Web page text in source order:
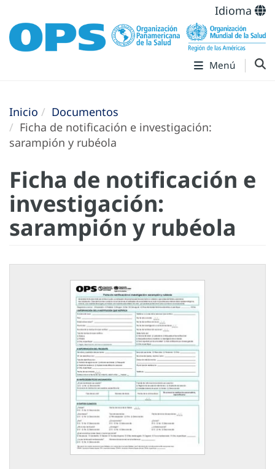
Idioma
Menú
Inicio
Documentos
Ficha de notificación e investigación:
sarampión y rubéola
Ficha de notificación e
investigación:
sarampión y rubéola